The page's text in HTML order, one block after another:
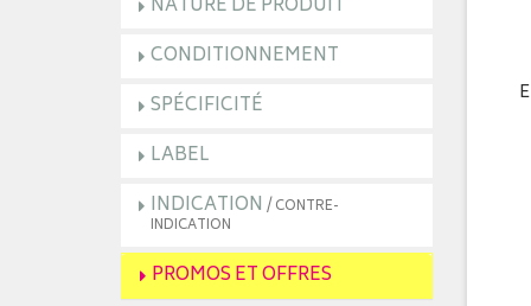
CONDITIONNEMENT
SPÉCIFICITÉ
LABEL
INDICATION / CONTRE-
INDICATION
PROMOS ET OFFRES